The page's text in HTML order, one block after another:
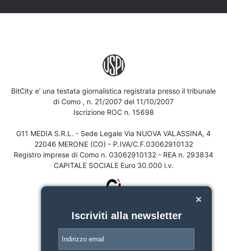
BitCity e' una testata giornalistica registrata presso il tribunale
di Como , n. 21/2007 del 11/10/2007
Iscrizione ROC n. 15698
G11 MEDIA S.R.L. - Sede Legale Via NUOVA VALASSINA, 4
22046 MERONE (CO) - P.IVA/C.F.03062910132
Registro imprese di Como n. 03062910132 - REA n. 293834
CAPITALE SOCIALE Euro 30.000 i.v.
Iscriviti alla newsletter